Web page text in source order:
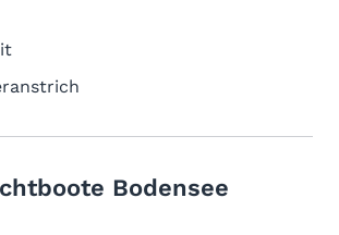
Bodensee